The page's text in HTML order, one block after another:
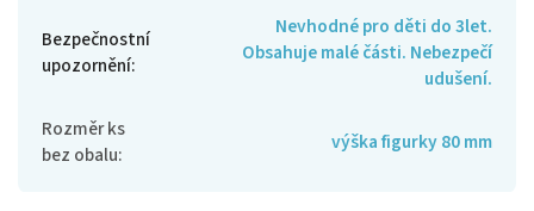
Bezpečnostní
upozornění:
Nevhodné pro děti do 3let.
Obsahuje malé části. Nebezpečí
udušení.
Rozměr ks
bez obalu: výška figurky 80 mm